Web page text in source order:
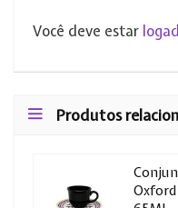
Você deve estar
Produtos